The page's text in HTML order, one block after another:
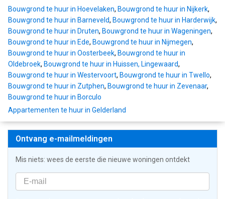
Bouwgrond te huur in Hoevelaken, Bouwgrond te huur in Nijkerk,
Bouwgrond te huur in Barneveld, Bouwgrond te huur in Harderwijk,
Bouwgrond te huur in Druten, Bouwgrond te huur in Wageningen,
Bouwgrond te huur in Ede, Bouwgrond te huur in Nijmegen,
Bouwgrond te huur in Oosterbeek, Bouwgrond te huur in
Oldebroek, Bouwgrond te huur in Huissen, Lingewaard,
Bouwgrond te huur in Westervoort, Bouwgrond te huur in Twello,
Bouwgrond te huur in Zutphen, Bouwgrond te huur in Zevenaar,
Bouwgrond te huur in Borculo
Appartementen te huur in Gelderland
Ontvang e-mailmeldingen
Mis niets: wees de eerste die nieuwe woningen ontdekt